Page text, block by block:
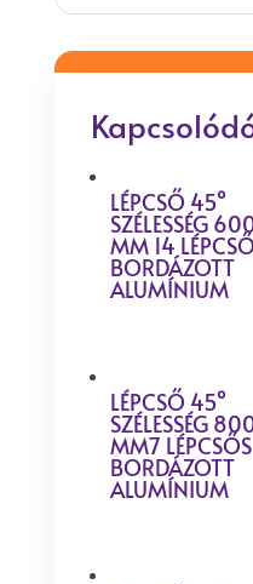
LÉPCSŐ 45°
SZÉLESSÉG
MM 14
BORDÁZOTT
ALUMÍNIUM
LÉPCSŐ 45°
SZÉLESSÉG
MM7 LÉPCSŐS
BORDÁZOTT
ALUMÍNIUM